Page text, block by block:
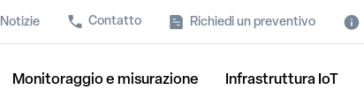
Notizie Contatto Richiedi un preventivo
Monitoraggio e misurazione Infrastruttura IoT